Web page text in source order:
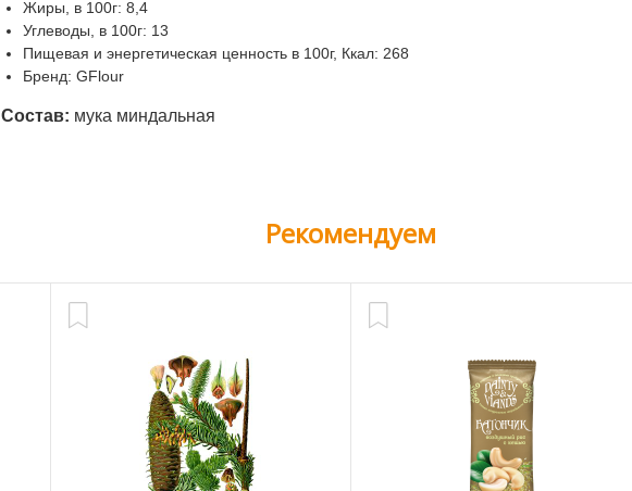
Жиры, в 100г: 8,4
Углеводы, в 100г: 13
Пищевая и энергетическая ценность в 100г, Ккал: 268
Бренд: GFlour
Состав: мука миндальная
Рекомендуем